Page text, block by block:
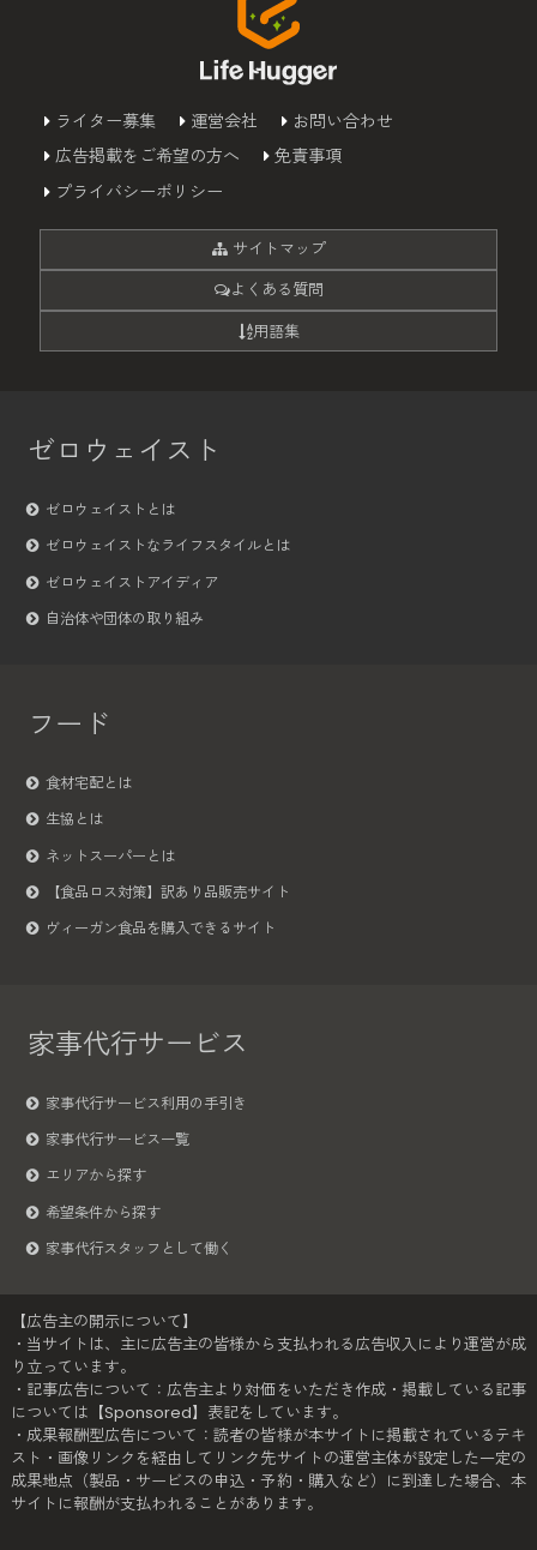
ライター募集 運営会社
お問い合わせ
広告掲載をご希望の方へ
免責事項
プライバシーポリシー
サイトマップ
よくある質問
用語集
ゼロウェイスト
ゼロウェイストとは
ゼロウェイストなライフスタイルとは
ゼロウェイストアイディア
自治体や団体の取り組み
フード
食材宅配とは
生協とは
ネットスーパーとは
【食品ロス対策】訳あり品販売サイト
ヴィーガン食品を購入できるサイト
家事代行サービス
家事代行サービス利用の手引き
家事代行サービス一覧
エリアから探す
希望条件から探す
家事代行スタッフとして働く
【広告主の開示について】
・当サイトは、主に広告主の皆様から支払われる広告収入により運営が成
り立っています。
・記事広告について：広告主より対価をいただき作成・掲載している記事
については【Sponsored】表記をしています。
・成果報酬型広告について：読者の皆様が本サイトに掲載されているテキ
スト・画像リンクを経由してリンク先サイトの運営主体が設定した一定の
成果地点（製品・サービスの申込・予約・購入など）に到達した場合、本
サイトに報酬が支払われることがあります。